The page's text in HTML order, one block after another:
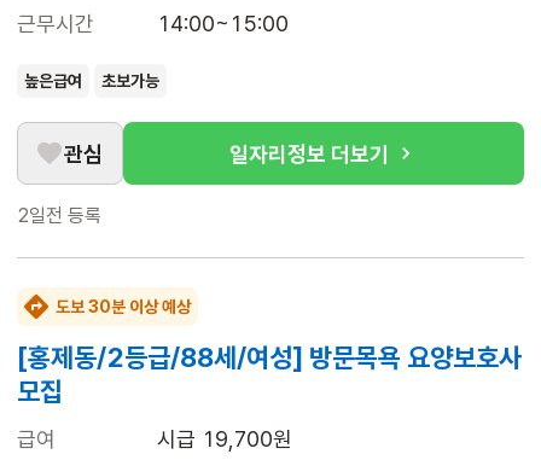
근무시간
14:00~15:00
높은급여 초보가능
관심 일자리정보 더보기
2일전 등록
도보 30분 이상 예상
[홍제동/2등급/88세/여성] 방문목욕 요양보호사
모집
급여
시급 19,700원